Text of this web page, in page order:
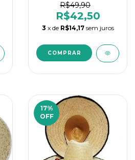
R$49,90
R$42,50
3 x de R$14,17 sem juros
17%
OFF